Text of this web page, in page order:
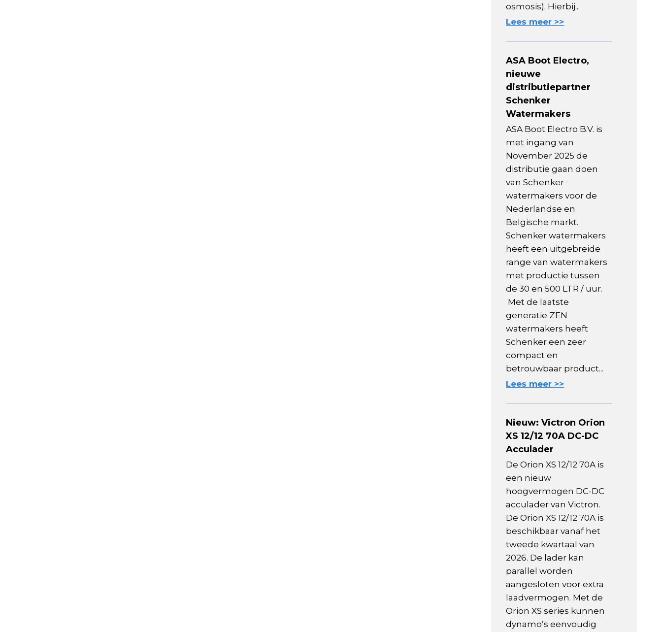
osmosis). Hierbij...
Lees meer >>
ASA Boot Electro,
nieuwe
distributiepartner
Schenker
Watermakers
ASA Boot Electro B.V. is
met ingang van
November 2025 de
distributie gaan doen
van Schenker
watermakers voor de
Nederlandse en
Belgische markt.
Schenker watermakers
heeft een uitgebreide
range van watermakers
met productie tussen
de 30 en 500 LTR / uur.
Met de laatste
generatie ZEN
watermakers heeft
Schenker een zeer
compact en
betrouwbaar product...
Lees meer >>
Nieuw: Victron Orion
XS 12/12 70A DC-DC
Acculader
De Orion XS 12/12 70A is
een nieuw
hoogvermogen DC-DC
acculader van Victron.
De Orion XS 12/12 70A is
beschikbaar vanaf het
tweede kwartaal van
2026. De lader kan
parallel worden
aangesloten voor extra
laadvermogen. Met de
Orion XS series kunnen
dynamo’s eenvoudig